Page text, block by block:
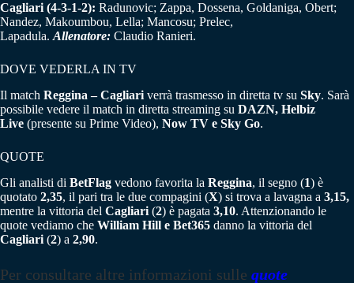
Cagliari (4-3-1-2): Radunovic; Zappa, Dossena, Goldaniga, Obert;
Nandez, Makoumbou, Lella; Mancosu; Prelec,
Lapadula. Allenatore: Claudio Ranieri.
DOVE VEDERLA IN TV
Il match Reggina – Cagliari verrà trasmesso in diretta tv su Sky. Sarà
possibile vedere il match in diretta streaming su DAZN, Helbiz
Live (presente su Prime Video), Now TV e Sky Go.
QUOTE
Gli analisti di BetFlag vedono favorita la Reggina, il segno (1) è
quotato 2,35, il pari tra le due compagini (X) si trova a lavagna a 3,15,
mentre la vittoria del Cagliari (2) è pagata 3,10. Attenzionando le
quote vediamo che William Hill e Bet365 danno la vittoria del
Cagliari (2) a 2,90.
Per consultare altre informazioni sulle quote